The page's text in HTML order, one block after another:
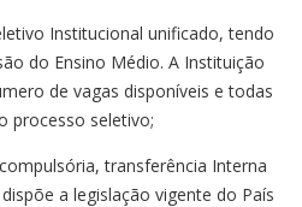
Institucional unificado, tendo
do Ensino Médio. A Instituição
de vagas disponíveis e todas
processo seletivo;
transferência Interna
a legislação vigente do País